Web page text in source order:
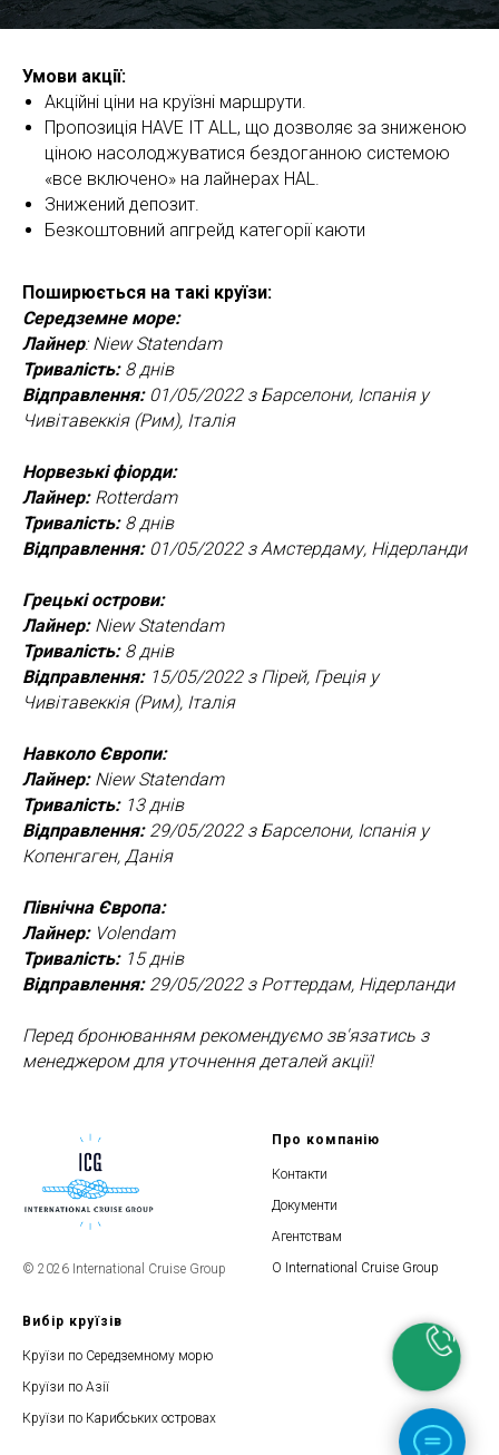
Умови акції:
Акційні ціни на круїзні маршрути.
Пропозиція HAVE IT ALL, що дозволяє за зниженою
ціною насолоджуватися бездоганною системою
«все включено» на лайнерах HAL.
Знижений депозит.
Безкоштовний апгрейд категорії каюти
Поширюється на такі круїзи:
Середземне море:
Лайнер: Niew Statendam
Тривалість:8 днів
Відправлення:01/05/2022 з Барселони, Іспанія у
Чивітавеккія (Рим), Італія
Норвезькі фіорди:
Лайнер:Rotterdam
Тривалість:8 днів
Відправлення:01/05/2022 з Амстердаму, Нідерланди
Грецькі острови:
Лайнер:Niew Statendam
Тривалість:8 днів
Відправлення:15/05/2022 з Пірей, Греція у
Чивітавеккія (Рим), Італія
Навколо Європи:
Лайнер:Niew Statendam
Тривалість: 13 днів
Відправлення:29/05/2022 з Барселони, Іспанія у
Копенгаген, Данія
Північна Європа:
Лайнер: Volendam
Тривалість:15 днів
Відправлення:29/05/2022 з Роттердам, Нідерланди
Перед бронюванням рекомендуємо зв'язатись з
менеджером для уточнення деталей акції!
© 2026 International Cruise Group
Про компанію
Контакти
Документи
Агентствам
О International Cruise Group
Вибір круїзів
Круїзи по Середземному морю
Круїзи по Азії
Круїзи по Карибських островах